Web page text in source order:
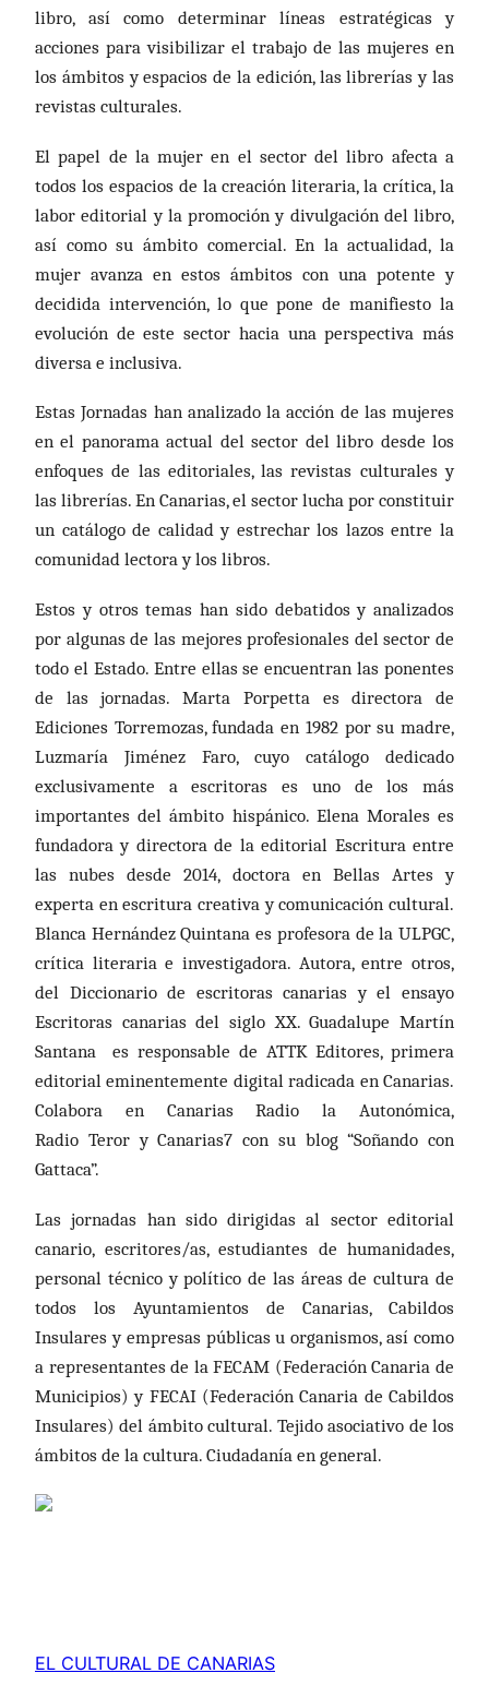
libro, así como determinar líneas estratégicas y
acciones para visibilizar el trabajo de las mujeres en
los ámbitos y espacios de la edición, las librerías y las
revistas culturales.
El papel de la mujer en el sector del libro afecta a
todos los espacios de la creación literaria, la crítica, la
labor editorial y la promoción y divulgación del libro,
así como su ámbito comercial. En la actualidad, la
mujer avanza en estos ámbitos con una potente y
decidida intervención, lo que pone de manifiesto la
evolución de este sector hacia una perspectiva más
diversa e inclusiva.
Estas Jornadas han analizadola acción de las mujeres
en el panorama actual del sector del libro desde los
enfoques de las editoriales, las revistas culturales y
las librerías. En Canarias, el sector lucha por constituir
un catálogo de calidad y estrechar los lazos entre la
comunidad lectora y los libros.
Estos y otros temas han sidodebatidos y analizados
por algunas de las mejores profesionales del sector de
todo el Estado. Entre ellas se encuentran las ponentes
de las jornadas.Marta Porpetta es directora de
Ediciones Torremozas, fundada en 1982 por su madre,
Luzmaría Jiménez Faro, cuyo catálogo dedicado
exclusivamente a escritoras es uno de los más
importantes del ámbito hispánico. Elena Morales es
fundadora y directora de la editorial Escritura entre
las nubes desde 2014, doctora en Bellas Artes y
experta en escritura creativa y comunicación cultural.
Blanca Hernández Quintana es profesora de la ULPGC,
crítica literaria e investigadora. Autora, entre otros,
del Diccionario de escritoras canarias y el ensayo
Escritoras canarias del siglo XX. Guadalupe Martín
Santana es responsable de ATTK Editores, primera
editorial eminentemente digital radicada en Canarias.
Colabora en Canarias Radio la Autonómica,
Radio Teror y Canarias7 con su blog “Soñando con
Gattaca”.
Las jornadas han sido dirigidas al sector editorial
canario, escritores/as, estudiantes de humanidades,
personal técnico y político de las áreas de cultura de
todos los Ayuntamientos de Canarias, Cabildos
Insulares y empresas públicas u organismos, así como
a representantes de la FECAM (Federación Canaria de
Municipios) y FECAI (Federación Canaria de Cabildos
Insulares) del ámbito cultural. Tejido asociativo de los
ámbitos de la cultura. Ciudadanía en general.
EL CULTURAL DE CANARIAS